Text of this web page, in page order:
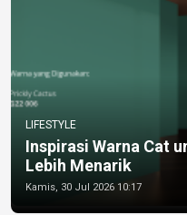
LIFESTYLE
Inspirasi Warna Cat
Lebih Menarik